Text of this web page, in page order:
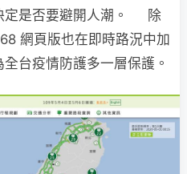
定是否要避開人潮。 除
網頁版也在即時路況中加
台疫情防護多一層保護。